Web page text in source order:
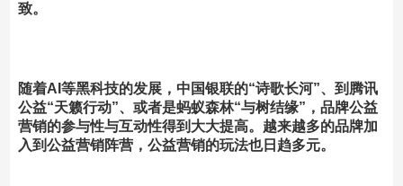
致。
随着AI等黑科技的发展，中国银联的“诗歌长河”、到腾讯
公益“天籁行动”、或者是蚂蚁森林“与树结缘”， 品牌公益
营销的参与性与互动性得到大大提高。 越来越多的品牌加
入到公益营销阵营，公益营销的玩法也日趋多元。